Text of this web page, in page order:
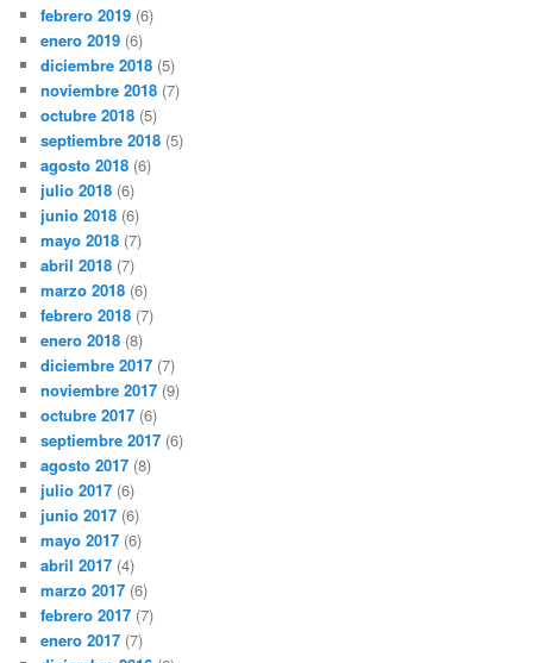
febrero 2019 (6)
enero 2019 (6)
diciembre 2018 (5)
noviembre 2018 (7)
octubre 2018 (5)
septiembre 2018 (5)
agosto 2018 (6)
julio 2018 (6)
junio 2018 (6)
mayo 2018 (7)
abril 2018 (7)
marzo 2018 (6)
febrero 2018 (7)
enero 2018 (8)
diciembre 2017 (7)
noviembre 2017 (9)
octubre 2017 (6)
septiembre 2017 (6)
agosto 2017 (8)
julio 2017 (6)
junio 2017 (6)
mayo 2017 (6)
abril 2017 (4)
marzo 2017 (6)
febrero 2017 (7)
enero 2017 (7)